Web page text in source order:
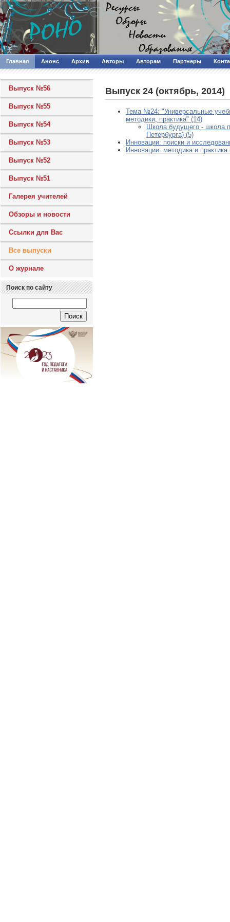
Главная Анонс Архив Авторы Авторам Партнеры
Выпуск №56
Выпуск №55
Выпуск №54
Выпуск №53
Выпуск №52
Выпуск №51
Галерея учителей
Обзоры и новости
Ссылки для Вас
Все выпуски
О журнале
Поиск по сайту
Выпуск 24 (октябрь, 2014)
Тема №24: "Универсальные
методики, практика" (14)
Школа будущего - школа
Петербурга) (5)
Инновации: поиски и
Инновации: методика и практика